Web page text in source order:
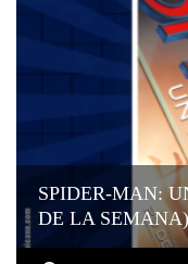
SPIDER-MAN:
DE LA SEMANA)